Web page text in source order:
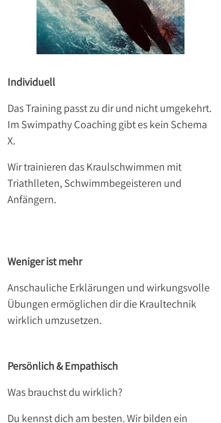
Individuell
Das Training passt zu dir und nicht umgekehrt.
Im Swimpathy Coaching gibt es kein Schema
X.
Wir trainieren das Kraulschwimmen mit
Triathlleten, Schwimmbegeisteren und
Anfängern.
Weniger ist mehr
Anschauliche Erklärungen und wirkungsvolle
Übungen ermöglichen dir die Kraultechnik
wirklich umzusetzen.
Persönlich & Empathisch
Was brauchst du wirklich?
Du kennst dich am besten. Wir bilden ein